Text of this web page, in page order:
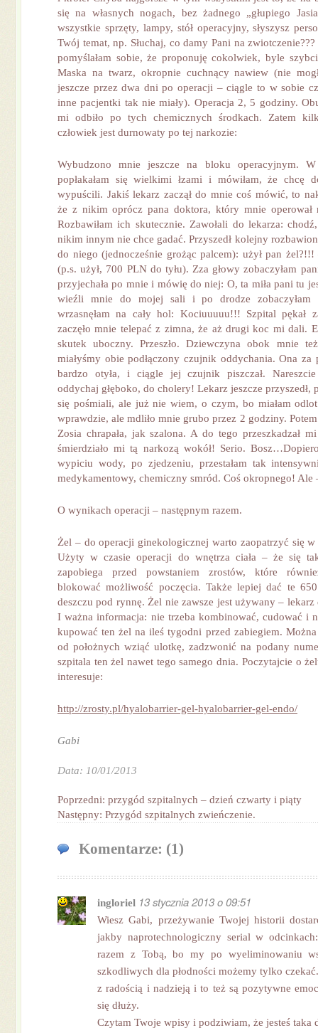
się na własnych nogach, bez żadnego „głupiego
wszystkie sprzęty, lampy, stół operacyjny, słyszysz
Twój temat, np. Słuchaj, co damy Pani na zwiotczenie???
pomyślałam sobie, że proponuję cokolwiek, byle
Maska na twarz, okropnie cuchnący nawiew (nie
jeszcze przez dwa dni po operacji – ciągle to w sobie
inne pacjentki tak nie miały). Operacja 2, 5 godziny.
mi odbiło po tych chemicznych środkach. Zatem
człowiek jest durnowaty po tej narkozie:
Wybudzono mnie jeszcze na bloku operacyjnym. W
popłakałam się wielkimi łzami i mówiłam, że chcę
wypuścili. Jakiś lekarz zaczął do mnie coś mówić, to
że z nikim oprócz pana doktora, który mnie operował
Rozbawiłam ich skutecznie. Zawołali do lekarza:
nikim innym nie chce gadać. Przyszedł kolejny
do niego (jednocześnie grożąc palcem): użył pan
(p.s. użył, 700 PLN do tyłu). Zza głowy zobaczyłam
przyjechała po mnie i mówię do niej: O, ta miła pani tu
wieźli mnie do mojej sali i po drodze zobaczyłam
wrzasnęłam na cały hol: Kociuuuuu!!! Szpital
zaczęło mnie telepać z zimna, że aż drugi koc mi dali.
skutek uboczny. Przeszło. Dziewczyna obok mnie
miałyśmy obie podłączony czujnik oddychania. Ona za
bardzo otyła, i ciągle jej czujnik piszczał. Nareszcie
oddychaj głęboko, do cholery! Lekarz jeszcze przyszedł,
się pośmiali, ale już nie wiem, o czym, bo miałam
wprawdzie, ale mdliło mnie grubo przez 2 godziny.
Zosia chrapała, jak szalona. A do tego przeszkadzał
śmierdziało mi tą narkozą wokół! Serio.
wypiciu wody, po zjedzeniu, przestałam tak
medykamentowy, chemiczny smród. Coś okropnego!
O wynikach operacji – następnym razem.
Żel – do operacji ginekologicznej warto zaopatrzyć się
Użyty w czasie operacji do wnętrza ciała – że się
zapobiega przed powstaniem zrostów, które
blokować możliwość poczęcia. Także lepiej dać te
deszczu pod rynnę. Żel nie zawsze jest używany –
I ważna informacja: nie trzeba kombinować, cudować i
kupować ten żel na ileś tygodni przed zabiegiem.
od położnych wziąć ulotkę, zadzwonić na podany
szpitala ten żel nawet tego samego dnia. Poczytajcie o
interesuje:
http://zrosty.pl/hyalobarrier-gel-hyalobarrier-gel-endo/
Gabi
Data: 10/01/2013
Poprzedni: przygód szpitalnych – dzień czwarty i piąty
Następny: Przygód szpitalnych zwieńczenie.
Komentarze: (1)
ingloriel 13 stycznia 2013 o 09:51
Wiesz Gabi, przeżywanie Twojej historii
jakby naprotechnologiczny serial w
razem z Tobą, bo my po wyeliminowaniu
szkodliwych dla płodności możemy tylko
z radością i nadzieją i to też są pozytywne
się dłuży.
Czytam Twoje wpisy i podziwiam, że jesteś taka